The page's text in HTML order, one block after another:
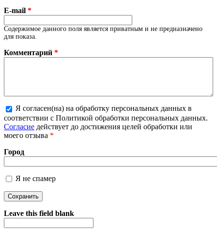
E-mail *
Содержимое данного поля является приватным и не предназначено
для показа.
Комментарий *
Более подробная информация о текстовых форматах
Я согласен(на) на обработку персональных данных в
соответствии с Политикой обработки персональных данных.
Согласие действует до достижения целей обработки или
моего отзыва *
Город
Я не спамер
Я спамер
Leave this field blank